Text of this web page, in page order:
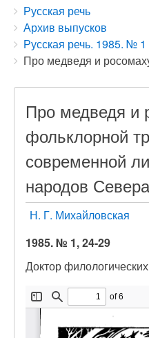
Breadcrumbs
You
are
here:
Русская речь
Архив выпусков
Русская речь. 1985. № 1
Про медведя и
Про медведя и
фольклорной
современной
народов
Н. Г. Михайловская
1985. № 1, 24-29
Доктор